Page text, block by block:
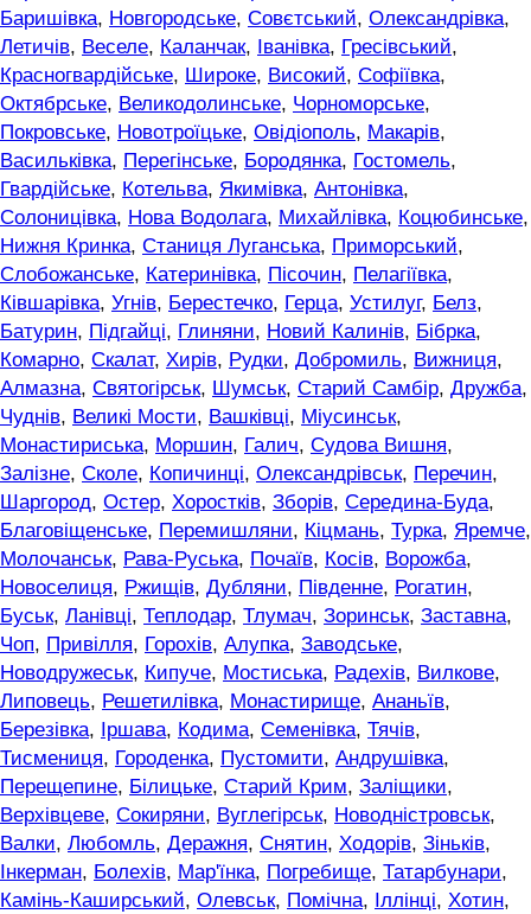
Баришівка, Новгородське, Совєтський, Олександрівка,
Летичів, Веселе, Каланчак, Іванівка, Гресівський,
Красногвардійське, Широке, Високий, Софіївка,
Октябрське, Великодолинське, Чорноморське,
Покровське, Новотроїцьке, Овідіополь, Макарів,
Васильківка, Перегінське, Бородянка, Гостомель,
Гвардійське, Котельва, Якимівка, Антонівка,
Солоницівка, Нова Водолага, Михайлівка, Коцюбинське,
Нижня Кринка, Станиця Луганська, Приморський,
Слобожанське, Катеринівка, Пісочин, Пелагіївка,
Ківшарівка, Угнів, Берестечко, Герца, Устилуг, Белз,
Батурин, Підгайці, Глиняни, Новий Калинів, Бібрка,
Комарно, Скалат, Хирів, Рудки, Добромиль, Вижниця,
Алмазна, Святогірськ, Шумськ, Старий Самбір, Дружба,
Чуднів, Великі Мости, Вашківці, Міусинськ,
Монастириська, Моршин, Галич, Судова Вишня,
Залізне, Сколе, Копичинці, Олександрівськ, Перечин,
Шаргород, Остер, Хоростків, Зборів, Середина-Буда,
Благовіщенське, Перемишляни, Кіцмань, Турка, Яремче,
Молочанськ, Рава-Руська, Почаїв, Косів, Ворожба,
Новоселиця, Ржищів, Дубляни, Південне, Рогатин,
Буськ, Ланівці, Теплодар, Тлумач, Зоринськ, Заставна,
Чоп, Привілля, Горохів, Алупка, Заводське,
Новодружеськ, Кипуче, Мостиська, Радехів, Вилкове,
Липовець, Решетилівка, Монастирище, Ананьїв,
Березівка, Іршава, Кодима, Семенівка, Тячів,
Тисмениця, Городенка, Пустомити, Андрушівка,
Перещепине, Білицьке, Старий Крим, Заліщики,
Верхівцеве, Сокиряни, Вуглегірськ, Новодністровськ,
Валки, Любомль, Деражня, Снятин, Ходорів, Зіньків,
Інкерман, Болехів, Мар'їнка, Погребище, Татарбунари,
Камінь-Каширський, Олевськ, Помічна, Іллінці, Хотин,